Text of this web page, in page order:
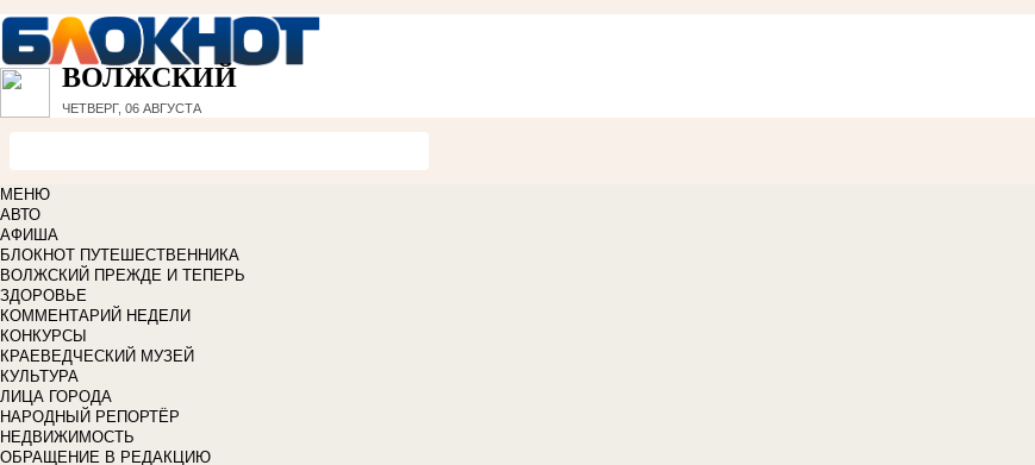
ВОЛЖСКИЙ
ЧЕТВЕРГ, 06 АВГУСТА
МЕНЮ
АВТО
АФИША
БЛОКНОТ ПУТЕШЕСТВЕННИКА
ВОЛЖСКИЙ ПРЕЖДЕ И ТЕПЕРЬ
ЗДОРОВЬЕ
КОММЕНТАРИЙ НЕДЕЛИ
КОНКУРСЫ
КРАЕВЕДЧЕСКИЙ МУЗЕЙ
КУЛЬТУРА
ЛИЦА ГОРОДА
НАРОДНЫЙ РЕПОРТЁР
НЕДВИЖИМОСТЬ
ОБРАЩЕНИЕ В РЕДАКЦИЮ